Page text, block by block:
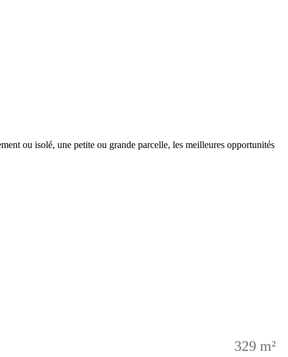
ou isolé, une petite ou grande parcelle, les meilleures opportunités
329 m²